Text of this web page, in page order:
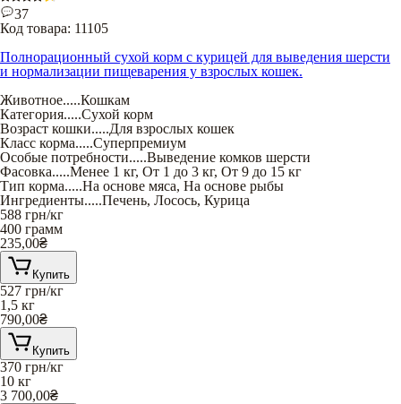
37
Код товара: 11105
Полнорационный сухой корм с курицей для выведения шерсти
и нормализации пищеварения у взрослых кошек.
Животное.....Кошкам
Категория.....Сухой корм
Возраст кошки.....Для взрослых кошек
Класс корма.....Суперпремиум
Особые потребности.....Выведение комков шерсти
Фасовка.....Менее 1 кг, От 1 до 3 кг, От 9 до 15 кг
Тип корма.....На основе мяса, На основе рыбы
Ингредиенты.....Печень, Лосось, Курица
588 грн/кг
400 грамм
235,00₴
Купить
527 грн/кг
1,5 кг
790,00₴
Купить
370 грн/кг
10 кг
3 700,00₴